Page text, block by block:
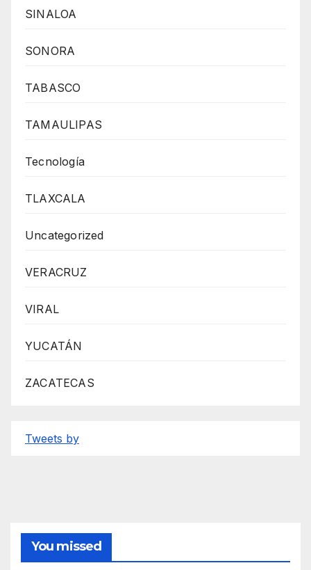
SINALOA
SONORA
TABASCO
TAMAULIPAS
Tecnología
TLAXCALA
Uncategorized
VERACRUZ
VIRAL
YUCATÁN
ZACATECAS
Tweets by
You missed